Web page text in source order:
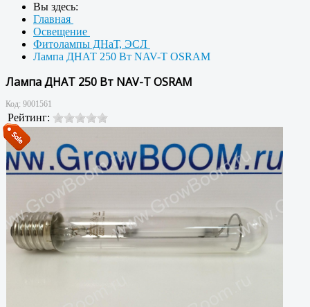
Вы здесь:
Главная
Освещение
Фитолампы ДНаТ, ЭСЛ
Лампа ДНАТ 250 Вт NAV-T OSRAM
Лампа ДНАТ 250 Вт NAV-T OSRAM
Код: 9001561
Рейтинг: